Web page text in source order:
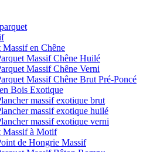
Massif en Chêne
Massif Chêne Huilé
Massif Chêne Verni
Massif Chêne Brut Pré-Poncé
Bois Exotique
massif exotique brut
massif exotique huilé
massif exotique verni
Massif à Motif
de Hongrie Massif